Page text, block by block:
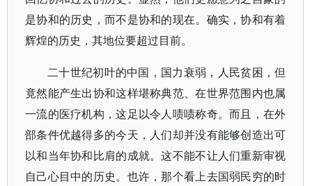
是协和的历史，而不是协和的现在。确实，协和有着
辉煌的历史，其地位要超过目前。
二十世纪初叶的中国，国力衰弱，人民贫困，但
竟然能产生出协和这样堪称典范、在世界范围内也属
一流的医疗机构，这足以令人啧啧称奇。而且，在外
部条件优越得多的今天，人们却并没有能够创造出可
以和当年协和比肩的成就。这不能不让人们重新审视
自己心目中的历史。也许，那个看上去国弱民穷的时